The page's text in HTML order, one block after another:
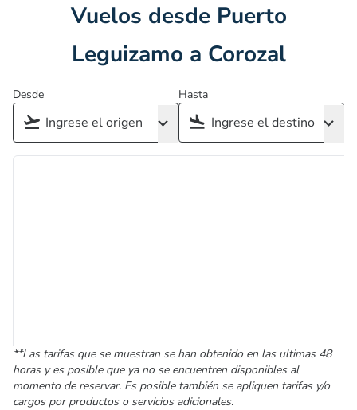
Vuelos desde Puerto
Leguizamo a Corozal
Desde Hasta
**Las tarifas que se muestran se han obtenido en las ultimas 48
horas y es posible que ya no se encuentren disponibles al
momento de reservar. Es posible también se apliquen tarifas y/o
cargos por productos o servicios adicionales.